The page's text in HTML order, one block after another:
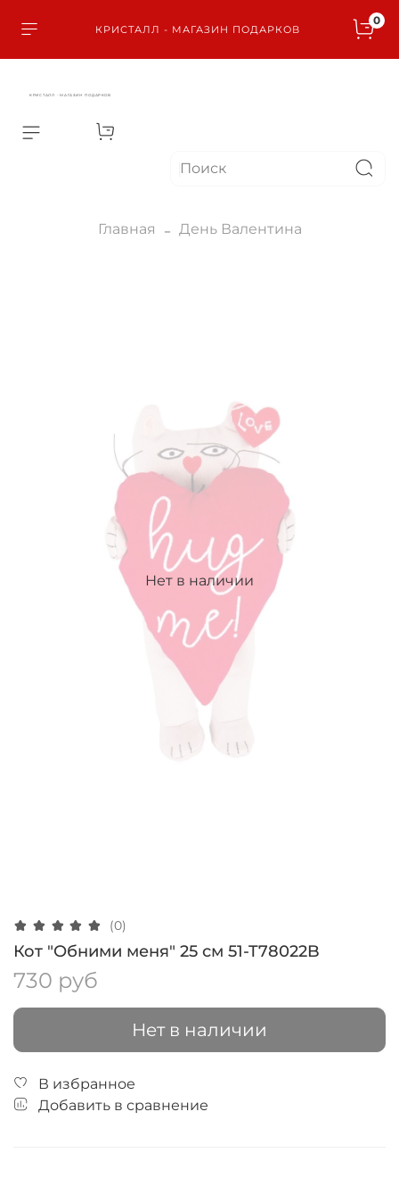
КРИСТАЛЛ - МАГАЗИН ПОДАРКОВ
0
КРИСТАЛЛ - МАГАЗИН ПОДАРКОВ
Главная День Валентина
Нет в наличии
(0)
Кот "Обними меня" 25 см 51-T78022B
730 руб
Нет в наличии
В избранное
Добавить в сравнение